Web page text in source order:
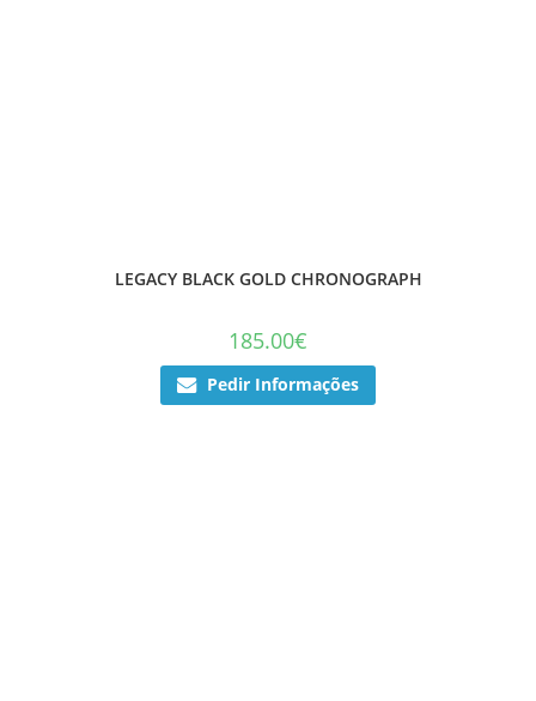
LEGACY BLACK GOLD CHRONOGRAPH
185.00€
Pedir Informações